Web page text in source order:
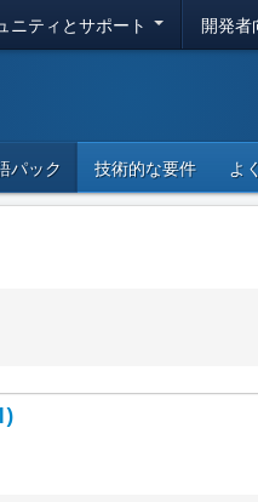
ニティとサポート 開発者
パック 技術的な要件 よ